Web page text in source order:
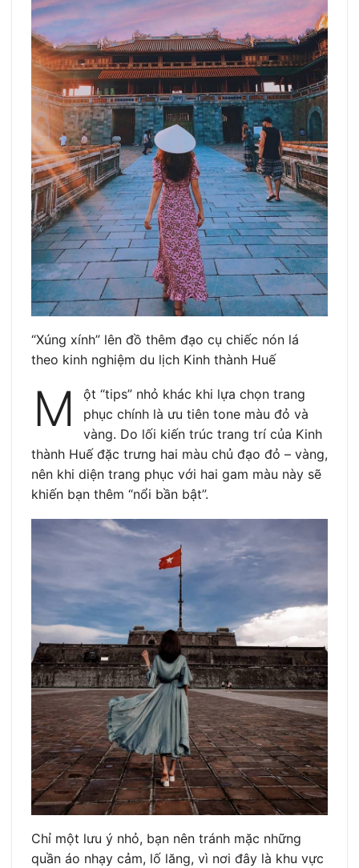
“Xúng xính” lên đồ thêm đạo cụ chiếc nón lá
theo kinh nghiệm du lịch Kinh thành Huế
M
ột “tips” nhỏ khác khi lựa chọn trang
phục chính là ưu tiên tone màu đỏ và
vàng. Do lối kiến trúc trang trí của Kinh
thành Huế đặc trưng hai màu chủ đạo đỏ – vàng,
nên khi diện trang phục với hai gam màu này sẽ
khiến bạn thêm “nổi bần bật”.
Chỉ một lưu ý nhỏ, bạn nên tránh mặc những
quần áo nhạy cảm, lố lăng, vì nơi đây là khu vực